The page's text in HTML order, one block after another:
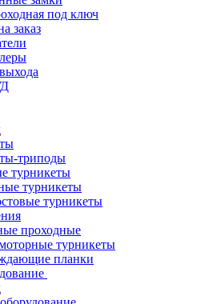
под ключ
заказ
триподы
турникеты
турникеты
турникеты
проходные
турникеты
планки